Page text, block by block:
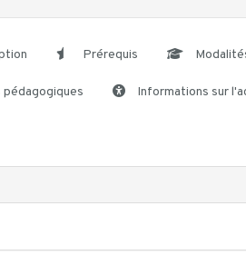
Prérequis
Informations sur